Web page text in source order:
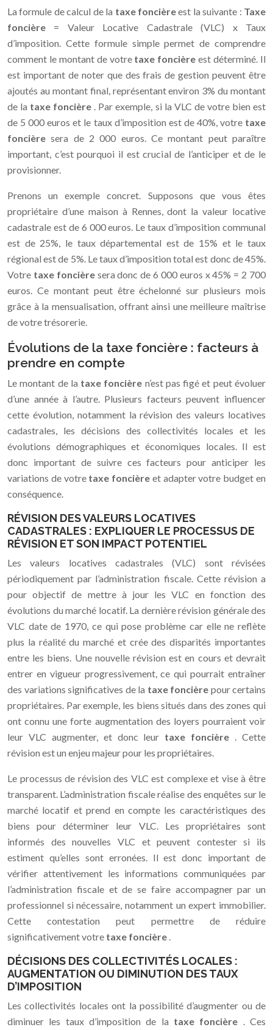
La formule de calcul de la taxe foncièreest la suivante : Taxe
foncière = Valeur Locative Cadastrale (VLC) x Taux
d’imposition. Cette formule simple permet de comprendre
comment le montant de votre taxe foncièreest déterminé. Il
est important de noter que des frais de gestion peuvent être
ajoutés au montant final, représentant environ 3% du montant
de la taxe foncière . Par exemple, si la VLC de votre bien est
de 5 000 euros et le taux d’imposition est de 40%, votre taxe
foncièresera de 2 000 euros. Ce montant peut paraître
important, c’est pourquoi il est crucial de l’anticiper et de le
provisionner.
Prenons un exemple concret. Supposons que vous êtes
propriétaire d’une maison à Rennes, dont la valeur locative
cadastrale est de 6 000 euros. Le taux d’imposition communal
est de 25%, le taux départemental est de 15% et le taux
régional est de 5%. Le taux d’imposition total est donc de 45%.
Votre taxe foncière sera donc de 6 000 euros x 45% = 2 700
euros. Ce montant peut être échelonné sur plusieurs mois
grâce à la mensualisation, offrant ainsi une meilleure maîtrise
de votre trésorerie.
Évolutions de la taxe foncière : facteurs à
prendre en compte
Le montant de la taxe foncière n’est pas figé et peut évoluer
d’une année à l’autre. Plusieurs facteurs peuvent influencer
cette évolution, notamment la révision des valeurs locatives
cadastrales, les décisions des collectivités locales et les
évolutions démographiques et économiques locales. Il est
donc important de suivre ces facteurs pour anticiper les
variations de votre taxe foncière et adapter votre budget en
conséquence.
RÉVISION DES VALEURS LOCATIVES
CADASTRALES : EXPLIQUER LE PROCESSUS DE
RÉVISION ET SON IMPACT POTENTIEL
Les valeurs locatives cadastrales (VLC) sont révisées
périodiquement par l’administration fiscale. Cette révision a
pour objectif de mettre à jour les VLC en fonction des
évolutions du marché locatif. La dernière révision générale des
VLC date de 1970, ce qui pose problème car elle ne reflète
plus la réalité du marché et crée des disparités importantes
entre les biens. Une nouvelle révision est en cours et devrait
entrer en vigueur progressivement, ce qui pourrait entraîner
des variations significatives de la taxe foncière pour certains
propriétaires. Par exemple, les biens situés dans des zones qui
ont connu une forte augmentation des loyers pourraient voir
leur VLC augmenter, et donc leur taxe foncière . Cette
révision est un enjeu majeur pour les propriétaires.
Le processus de révision des VLC est complexe et vise à être
transparent. L’administration fiscale réalise des enquêtes sur le
marché locatif et prend en compte les caractéristiques des
biens pour déterminer leur VLC. Les propriétaires sont
informés des nouvelles VLC et peuvent contester si ils
estiment qu’elles sont erronées. Il est donc important de
vérifier attentivement les informations communiquées par
l’administration fiscale et de se faire accompagner par un
professionnel si nécessaire, notamment un expert immobilier.
Cette contestation peut permettre de réduire
significativement votre taxe foncière .
DÉCISIONS DES COLLECTIVITÉS LOCALES :
AUGMENTATION OU DIMINUTION DES TAUX
D’IMPOSITION
Les collectivités locales ont la possibilité d’augmenter ou de
diminuer les taux d’imposition de la taxe foncière . Ces